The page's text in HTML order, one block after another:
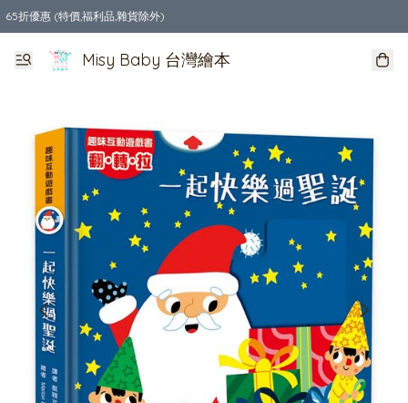
65折優惠 (特價,福利品,雜貨除外)
全店購物滿$550，免運費
Misy Baby 台灣繪本